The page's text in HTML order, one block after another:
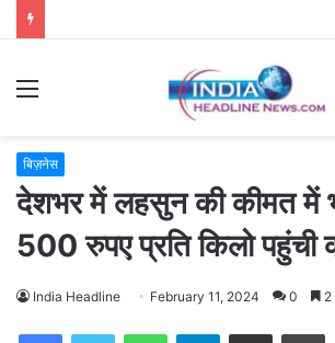
Menu
बिज़नेस
देशभर में लहसुन की कीमत में
500 रुपए प्रति किलो पहुंची
India Headline February 11, 2024 0 2
WhatsAppTelegramShare via Email